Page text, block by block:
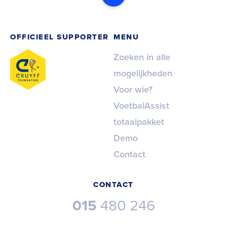
OFFICIEEL SUPPORTER MENU
Zoeken in alle
mogelijkheden
Voor wie?
VoetbalAssist
totaalpakket
Demo
Contact
CONTACT
015 480 246